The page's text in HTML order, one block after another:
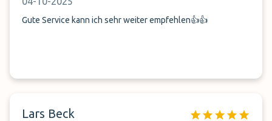
Gute Service kann ich sehr weiter empfehlen👍👍
Lars Beck